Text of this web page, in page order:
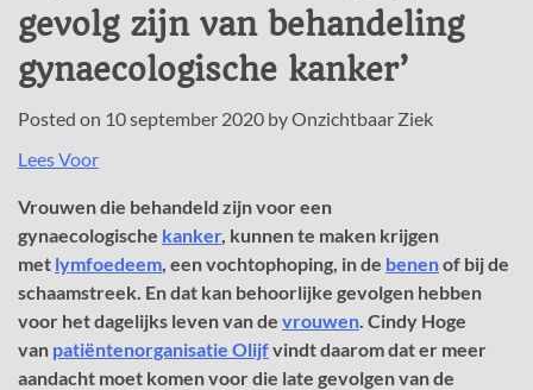
gevolg zijn van behandeling
gynaecologische kanker’
Posted on 10 september 2020 byOnzichtbaar Ziek
Lees Voor
Vrouwen die behandeld zijn voor een
gynaecologische kanker, kunnen te maken krijgen
met lymfoedeem, een vochtophoping, in de benenof bij de
schaamstreek. En dat kan behoorlijke gevolgen hebben
voor het dagelijks leven van de vrouwen. Cindy Hoge
van patiëntenorganisatie Olijfvindt daarom dat er meer
aandacht moet komen voor die late gevolgen van de